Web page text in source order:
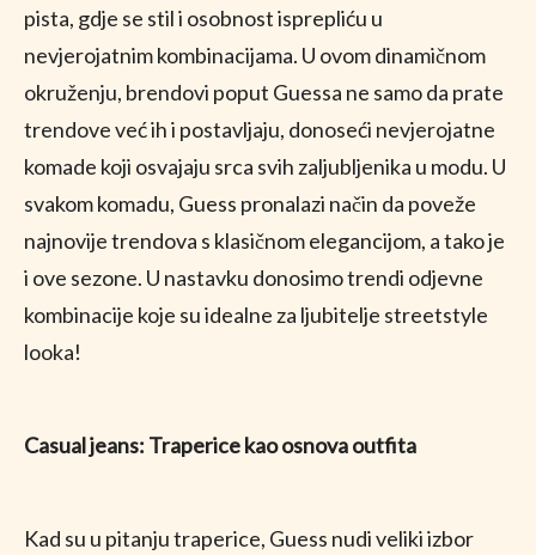
pista, gdje se stil i osobnost isprepliću u
nevjerojatnim kombinacijama. U ovom dinamičnom
okruženju, brendovi poput Guessa ne samo da prate
trendove već ih i postavljaju, donoseći nevjerojatne
komade koji osvajaju srca svih zaljubljenika u modu. U
svakom komadu, Guess pronalazi način da poveže
najnovije trendova s klasičnom elegancijom, a tako je
i ove sezone. U nastavku donosimo trendi odjevne
kombinacije koje su idealne za ljubitelje streetstyle
looka!
Casual jeans: Traperice kao osnova outfita
Kad su u pitanju traperice, Guess nudi veliki izbor